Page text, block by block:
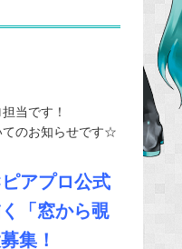
当です！
てのお知らせです☆
アプロ公式
「窓から覗
集！